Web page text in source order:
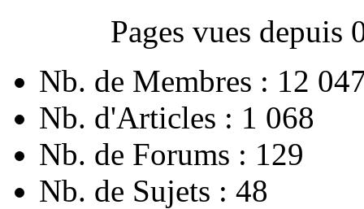
Pages vues
Nb. de Membres : 12
Nb. d'Articles : 1 068
Nb. de Forums : 129
Nb. de Sujets : 48